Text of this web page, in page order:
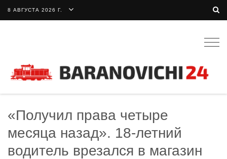
8 АВГУСТА 2026 Г.
«Получил права четыре
месяца назад». 18-летний
водитель врезался в магазин